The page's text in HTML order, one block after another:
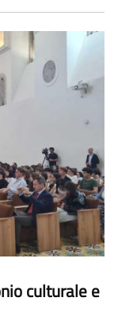
culturale e